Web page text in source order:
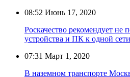
08:52 Июнь 17, 2020
Роскачество рекомендует не
устройства и ПК к одной
07:31 Март 1, 2020
В наземном транспорте